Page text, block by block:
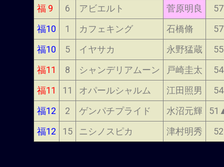
福 9
6 アビエルト 菅原明良
57
福10
1 カフェキング 石橋脩
57
福10
5 イヤサカ 永野猛蔵
55
福11
8 シャンデリアムーン 戸崎圭太
54
福11
11 オパールシャルム 江田照男
54
福12
2 ゲンパチプライド 水沼元輝
福12
15 ニシノスピカ 津村明秀 52